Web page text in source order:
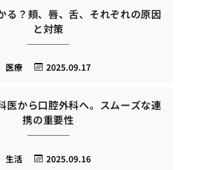
る？頬、唇、舌、それぞれの原因
と対策
2025.09.17
医療
医から口腔外科へ。スムーズな連
携の重要性
2025.09.16
生活